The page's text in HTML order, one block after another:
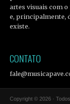
artes visuais com
e, principalmente,
existe.
CONTATO
Copyright © 2026 ·